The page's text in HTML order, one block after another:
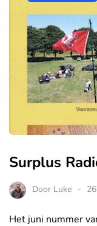
Surplus
Door Luke
Het juni nummer